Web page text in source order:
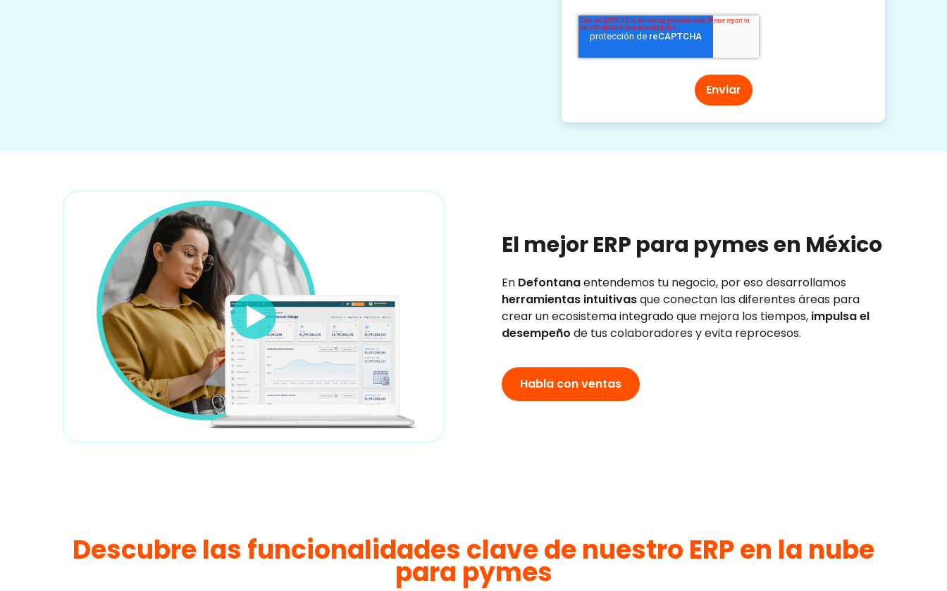
El mejor ERP para pymes en México
En Defontanaentendemos tu negocio, por eso desarrollamos
herramientas intuitivasque conectan las diferentes áreas para
crear un ecosistema integrado que mejora los tiempos, impulsa el
desempeño de tus colaboradores y evita reprocesos.
Habla con ventas
Descubre las funcionalidades clave de nuestro ERP en la nube
para pymes